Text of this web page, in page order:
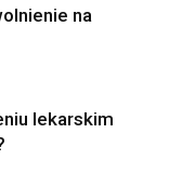
na
lekarskim